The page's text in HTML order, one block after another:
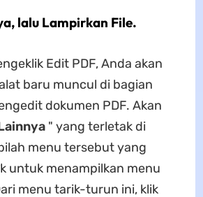
lalu Lampirkan File.
Edit PDF, Anda akan
baru muncul di bagian
dokumen PDF. Akan
" yang terletak di
menu tersebut yang
untuk menampilkan menu
menu tarik-turun ini, klik